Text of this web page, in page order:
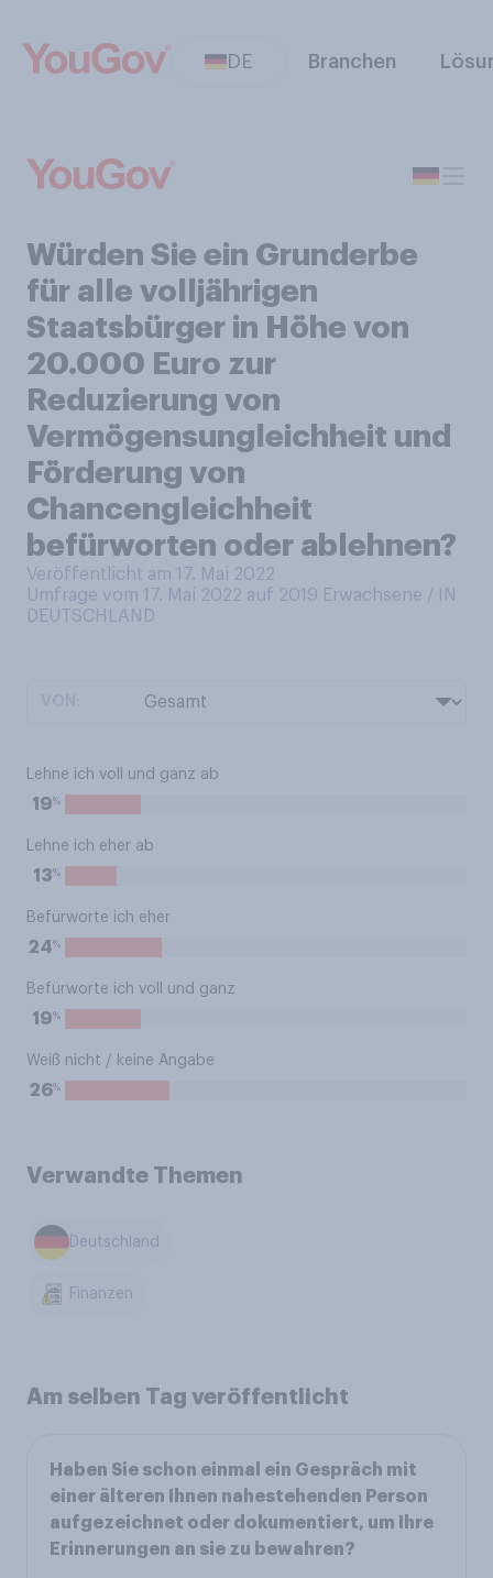
DE Branchen
Würden Sie ein Grunderbe
für alle volljährigen
Staatsbürger in Höhe von
20.000 Euro zur
Reduzierung von
Vermögensungleichheit und
Förderung von
Chancengleichheit
befürworten oder ablehnen?
Veröffentlicht am 17. Mai 2022
Umfrage vom 17. Mai 2022 auf 2019 Erwachsene / IN
DEUTSCHLAND
Lehne ich voll und ganz ab
19%
Lehne ich eher ab
13%
Befürworte ich eher
24%
Befürworte ich voll und ganz
19%
Weiß nicht / keine Angabe
26%
Verwandte Themen
Deutschland
Finanzen
Am selben Tag veröffentlicht
Haben Sie schon einmal ein Gespräch mit
einer älteren Ihnen nahestehenden Person
aufgezeichnet oder dokumentiert, um Ihre
Erinnerungen an sie zu bewahren?